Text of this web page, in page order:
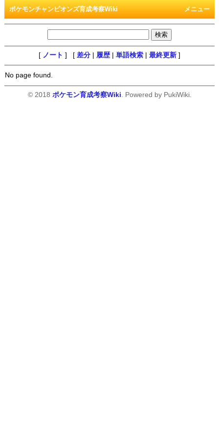
メニュー
ポケモンチャンピオンズ育成考察Wiki
[ ノート ] [ 差分 履歴 単語検索 最終更新 ]
No page found.
© 2018 ポケモン育成考察Wiki. Powered by PukiWiki.